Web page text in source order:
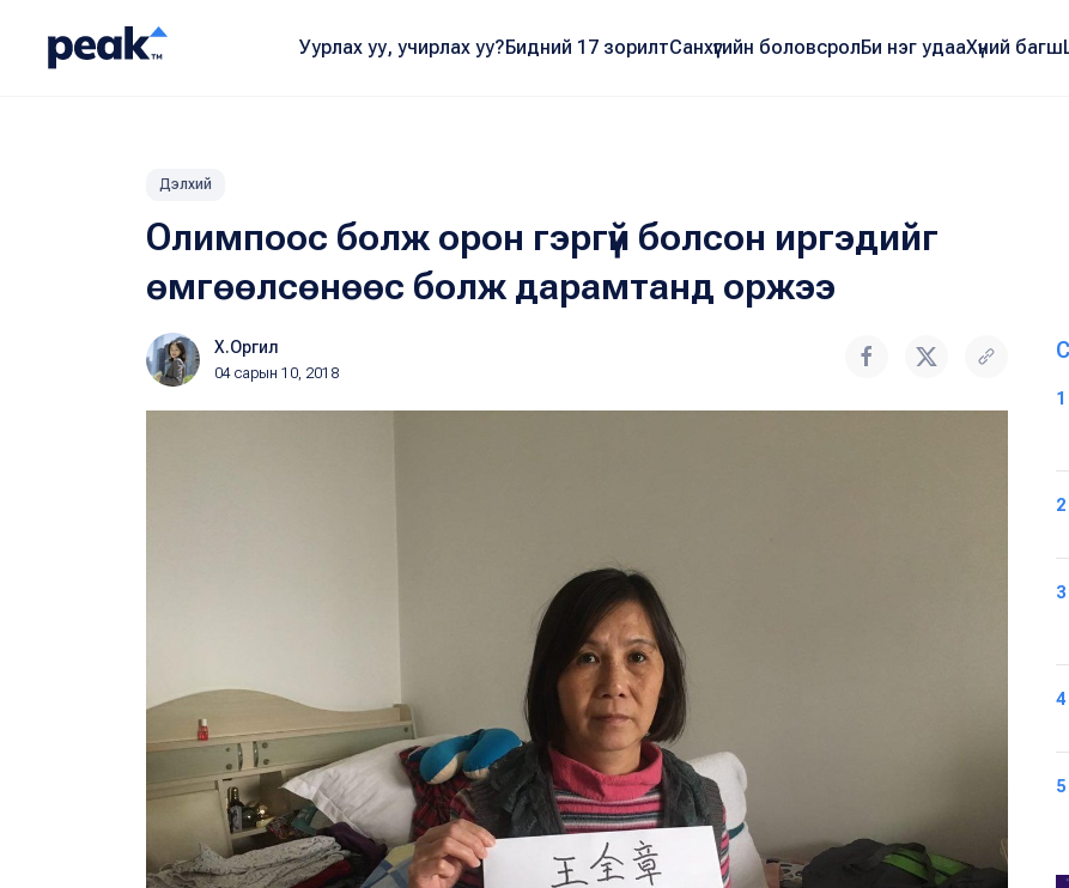
Уурлах уу, учирлах уу?Бидний 17 зорилтСанхүүгийн боловсролБи нэг удааХүний багш
Дэлхий
Олимпоос болж орон гэргүй болсон иргэдийг
өмгөөлсөнөөс болж дарамтанд оржээ
Х.Оргил
04 сарын 10, 2018
1
2
3
4
5